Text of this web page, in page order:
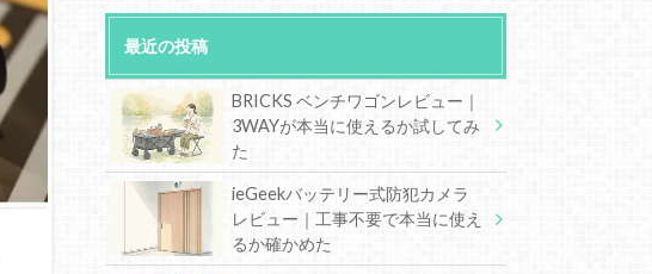
最近の投稿
BRICKS ベンチワゴンレビュー｜
3WAYが本当に使えるか試してみ
た
ieGeekバッテリー式防犯カメラ
レビュー｜工事不要で本当に使え
るか確かめた